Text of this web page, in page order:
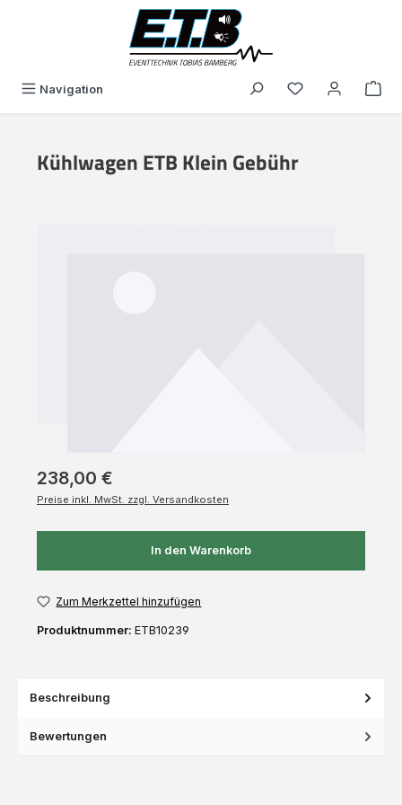
Navigation Du hast 0
Kühlwagen ETB Klein Gebühr
238,00 €
Preise inkl. MwSt. zzgl. Versandkosten
In den Warenkorb
Zum Merkzettel hinzufügen
Produktnummer: ETB10239
Beschreibung
Bewertungen